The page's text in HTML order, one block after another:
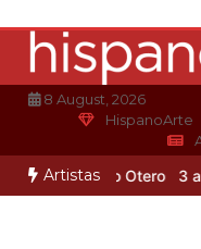
contenido
8 August, 2026
HispanoArte
Artistas
de Alejandro Otero 3